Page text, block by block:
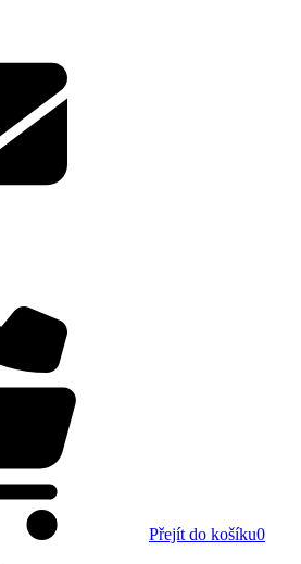
Přejít do košíku0